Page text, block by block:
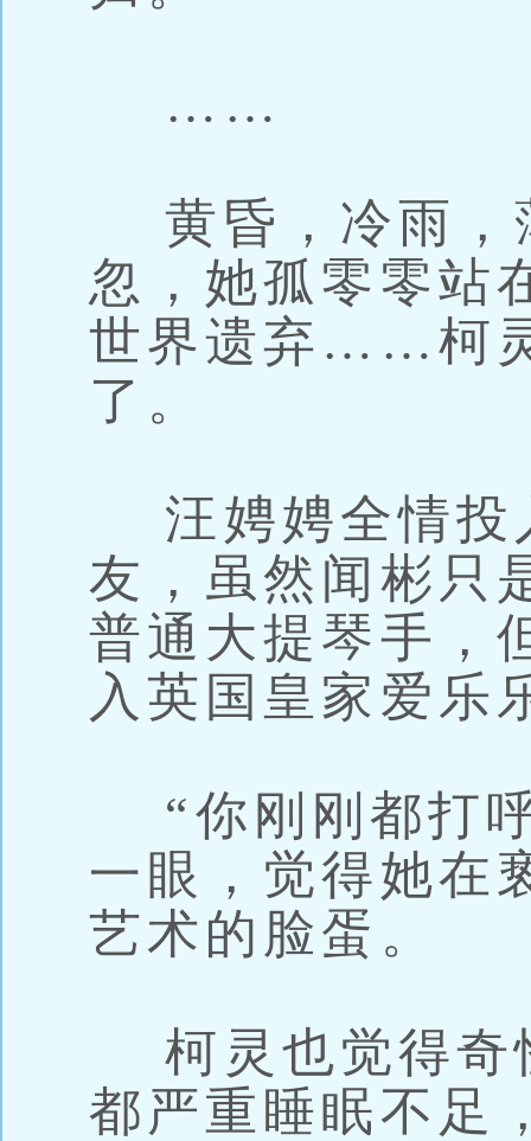
……
黄昏，冷雨，
忽，她孤零零站
世界遗弃……柯
了。
汪娉娉全情投
友，虽然闻彬只
普通大提琴手，
入英国皇家爱乐
“你刚刚都打
一眼，觉得她在
艺术的脸蛋。
柯灵也觉得奇
都严重睡眠不足